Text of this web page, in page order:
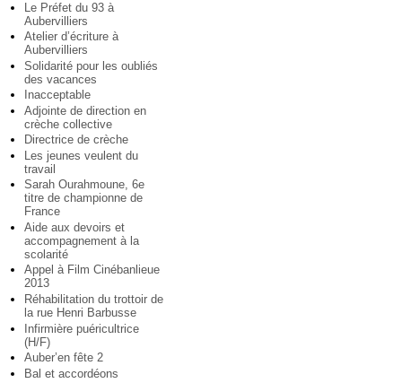
Le Préfet du 93 à
Aubervilliers
Atelier d’écriture à
Aubervilliers
Solidarité pour les oubliés
des vacances
Inacceptable
Adjointe de direction en
crèche collective
Directrice de crèche
Les jeunes veulent du
travail
Sarah Ourahmoune, 6e
titre de championne de
France
Aide aux devoirs et
accompagnement à la
scolarité
Appel à Film Cinébanlieue
2013
Réhabilitation du trottoir de
la rue Henri Barbusse
Infirmière puéricultrice
(H/F)
Auber’en fête 2
Bal et accordéons